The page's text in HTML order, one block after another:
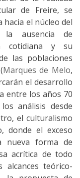
de Freire, se
el núcleo del
la ausencia de
cotidiana y su
las poblaciones
Marques de Melo,
el desarrollo
entre los años 70
análisis desde
el culturalismo
donde el exceso
nueva forma de
acrítica de todo
alcances teórico-